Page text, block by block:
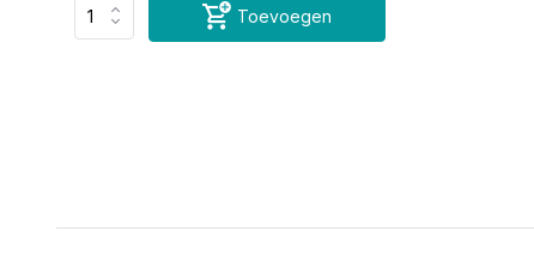
Toevoegen